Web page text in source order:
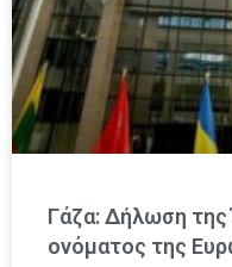
Γάζα: Δήλωση
ονόματος της